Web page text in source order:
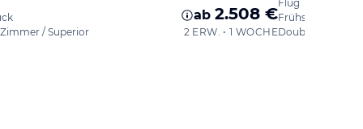
/ Superior
ab 2.508 €
2 ERW. • 1 WOCHE
Flug
Frühstück
Double